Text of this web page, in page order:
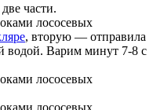
части.
, вторую — отправила
водой. Варим минут 7-8 с